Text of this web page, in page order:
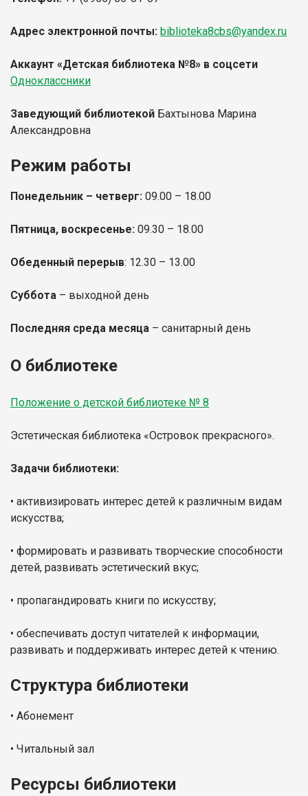
Адрес электронной почты: biblioteka8cbs@yandex.ru
Аккаунт «Детская библиотека №8» в соцсети
Одноклассники
Заведующий библиотекой Бахтынова Марина
Александровна
Режим работы
Понедельник – четверг: 09.00 – 18.00
Пятница, воскресенье: 09.30 – 18.00
Обеденный перерыв: 12.30 – 13.00
Суббота – выходной день
Последняя среда месяца – санитарный день
О библиотеке
Положение о детской библиотеке № 8
Эстетическая библиотека «Островок прекрасного».
Задачи библиотеки:
• активизировать интерес детей к различным видам
искусства;
• формировать и развивать творческие способности
детей, развивать эстетический вкус;
• пропагандировать книги по искусству;
• обеспечивать доступ читателей к информации,
развивать и поддерживать интерес детей к чтению.
Структура библиотеки
• Абонемент
• Читальный зал
Ресурсы библиотеки